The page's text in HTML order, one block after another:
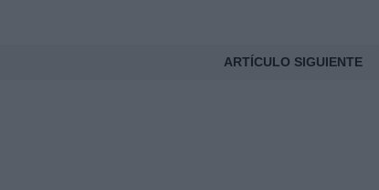
ARTÍCULO SIGUIENTE